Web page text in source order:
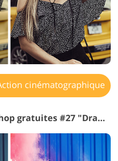
cinématographique
Actions VSCO Photoshop gratuites #27 "Dramatic Style"